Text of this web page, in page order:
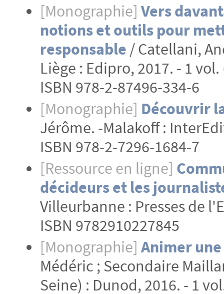
[Monographie] Vers
notions et outils pour
responsable / Catellani,
Liège : Edipro, 2017. - 1
ISBN 978-2-87496-334-6
[Monographie] Découvrir
Jérôme. -Malakoff :
ISBN 978-2-7296-1684-7
[Ressource en ligne]
décideurs et les
Villeurbanne : Presses de
ISBN 9782910227845
[Monographie] Animer
Médéric ; Secondaire
Seine) : Dunod, 2016. - 1